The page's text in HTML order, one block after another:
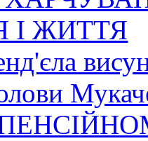
І ЖИТТЯ